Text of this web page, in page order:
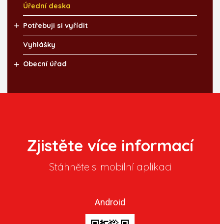
Úřední deska
Potřebuji si vyřídit
Vyhlášky
Obecní úřad
Zjistěte více informací
Stáhněte si mobilní aplikaci
Android